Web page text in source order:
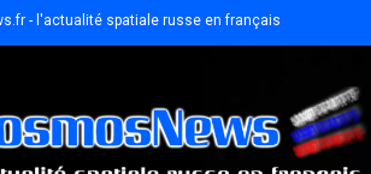
- l'actualité spatiale russe en français